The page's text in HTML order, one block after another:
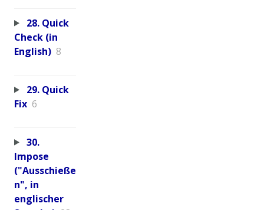
28. Quick
Check (in
English) 8
29. Quick
Fix 6
30.
Impose
("Ausschieße
n", in
englischer